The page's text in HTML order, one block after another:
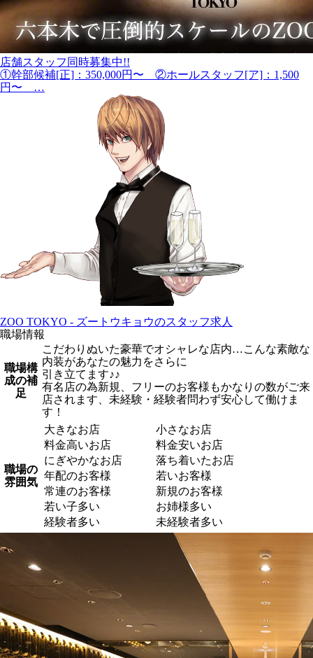
店舗スタッフ同時募集中!!
①幹部候補[正]：350,000円〜 ②ホールスタッフ[ア]：1,500
円〜 …
ZOO TOKYO - ズートウキョウのスタッフ求人
職場情報
職場構
成の補
足
こだわりぬいた豪華でオシャレな店内…こんな素敵な
内装があなたの魅力をさらに
引き立てます♪♪
有名店の為新規、フリーのお客様もかなりの数がご来
店されます、未経験・経験者問わず安心して働けま
す！
職場の
雰囲気
大きなお店
小さなお店
料金高いお店
料金安いお店
にぎやかなお店
落ち着いたお店
年配のお客様
若いお客様
常連のお客様
新規のお客様
若い子多い
お姉様多い
経験者多い
未経験者多い